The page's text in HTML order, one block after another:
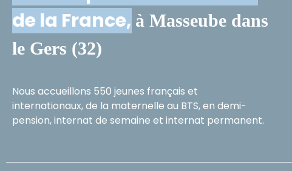
de la France, à Masseube dans
le Gers (32)
Nous accueillons 550 jeunes français et
internationaux, de la maternelle au BTS, en demi-
pension, internat de semaine et internat permanent.